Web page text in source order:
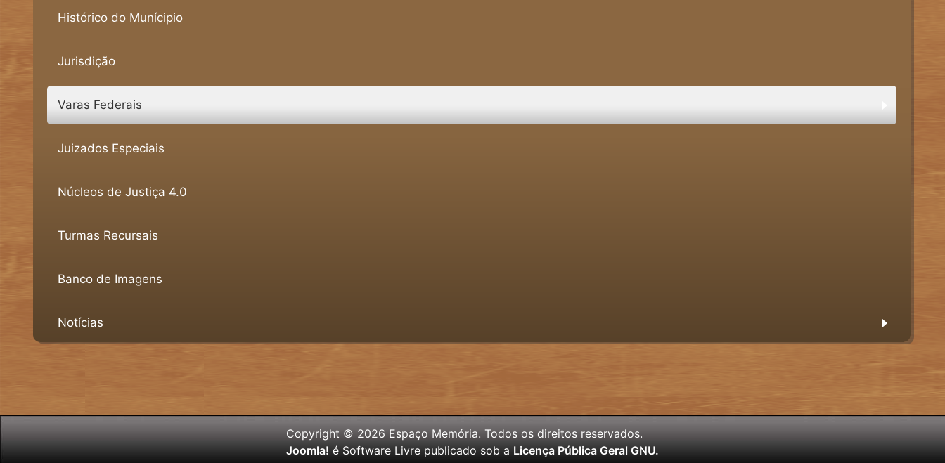
Histórico do Munícipio
Jurisdição
Varas Federais
Juizados Especiais
Núcleos de Justiça 4.0
Turmas Recursais
Banco de Imagens
Notícias
Copyright © 2026 Espaço Memória. Todos os direitos reservados.
Joomla! é Software Livre publicado sob a Licença Pública Geral GNU.